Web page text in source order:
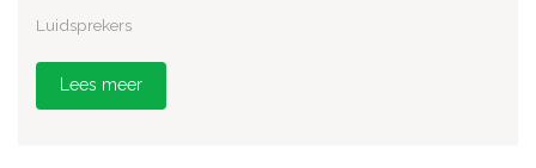
Luidsprekers
Lees meer